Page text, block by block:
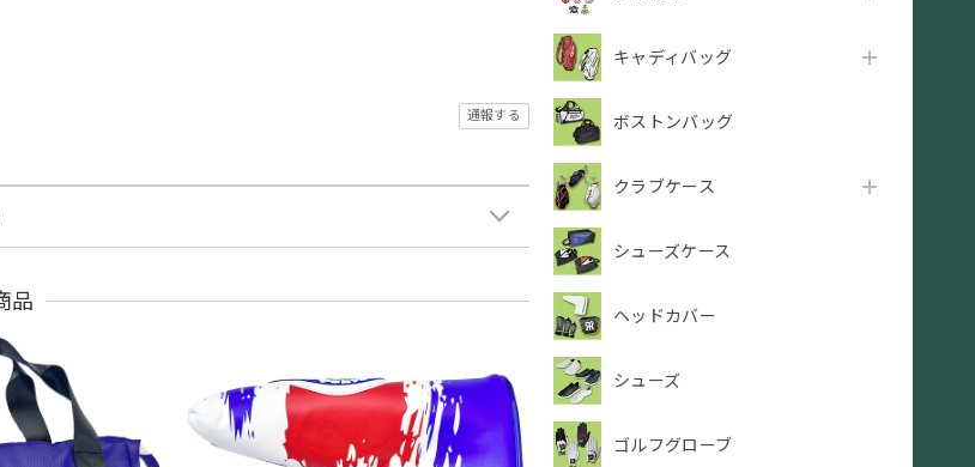
キャディバッグ
ボストンバッグ
クラブケース
シューズケース
ヘッドカバー
シューズ
ゴルフグローブ
通報する
品